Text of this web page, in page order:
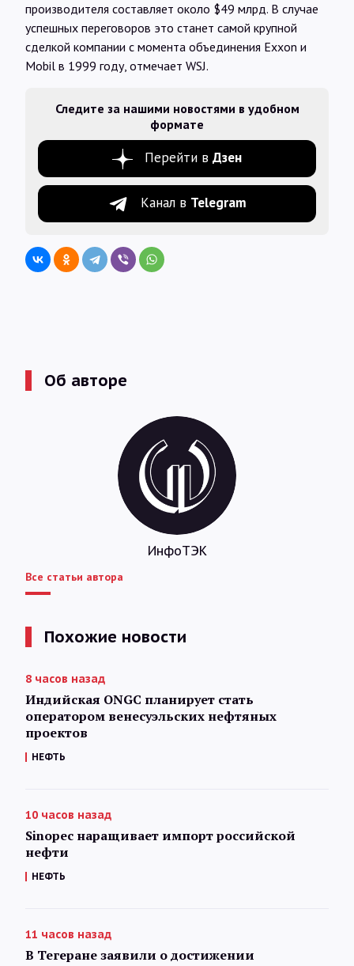
производителя составляет около $49 млрд. В случае
успешных переговоров это станет самой крупной
сделкой компании с момента объединения Exxon и
Mobil в 1999 году, отмечает WSJ.
Следите за нашими новостями в удобном
формате
Перейти в Дзен
Канал в Telegram
Об авторе
ИнфоТЭК
Все статьи автора
Похожие новости
8 часов назад
Индийская ONGC планирует стать
оператором венесуэльских нефтяных
проектов
НЕФТЬ
10 часов назад
Sinopec наращивает импорт российской
нефти
НЕФТЬ
11 часов назад
В Тегеране заявили о достижении